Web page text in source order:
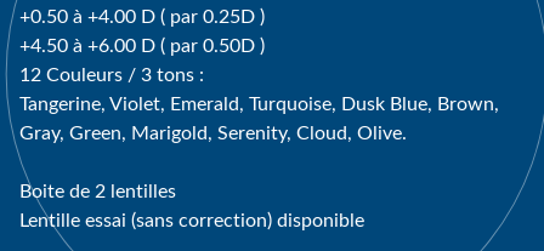
+0.50 à +4.00 D ( par 0.25D )
+4.50 à +6.00 D ( par 0.50D )
12 Couleurs / 3 tons :
Tangerine, Violet, Emerald, Turquoise, Dusk Blue, Brown,
Gray, Green, Marigold, Serenity, Cloud, Olive.
Boite de 2 lentilles
Lentille essai (sans correction) disponible